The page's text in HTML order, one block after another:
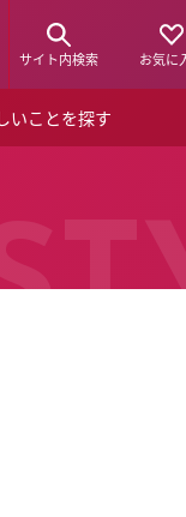
サイト内検索 お気に
いことを探す
プニュース
スタイル